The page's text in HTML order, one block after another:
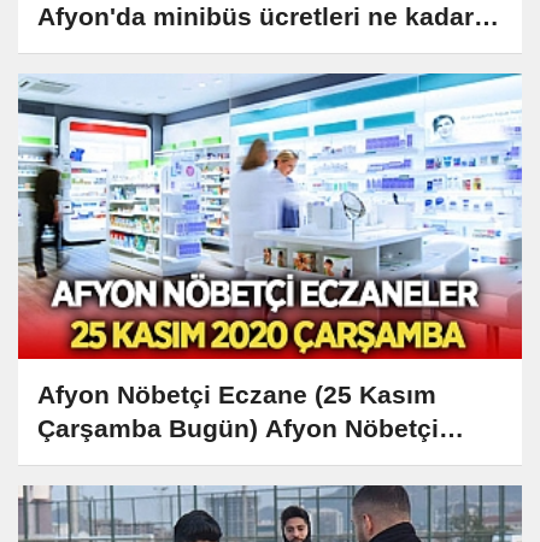
Afyon'da minibüs ücretleri ne kadar
oldu?
Afyon Nöbetçi Eczane (25 Kasım
Çarşamba Bugün) Afyon Nöbetçi
Eczaneler Listesi